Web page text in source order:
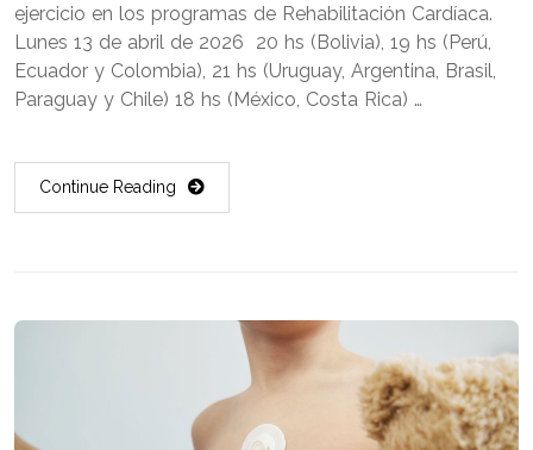
ejercicio en los programas de Rehabilitación Cardíaca.
Lunes 13 de abril de 2026 20 hs (Bolivia), 19 hs (Perú,
Ecuador y Colombia), 21 hs (Uruguay, Argentina, Brasil,
Paraguay y Chile) 18 hs (México, Costa Rica) …
Continue Reading